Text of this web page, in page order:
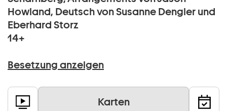
Howland, Deutsch von Susanne Dengler und
Eberhard Storz
14+
Besetzung anzeigen
Karten